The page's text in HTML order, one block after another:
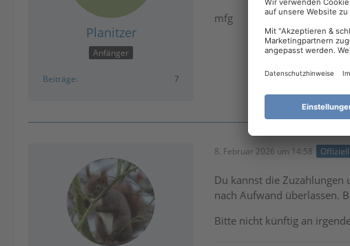
Planitzer
Anfänger
Beiträge 7
mfg
8. Februar 2026 um 14:58
Du kannst die
nach Aufwand überlassen.
Bitte nicht künftig an